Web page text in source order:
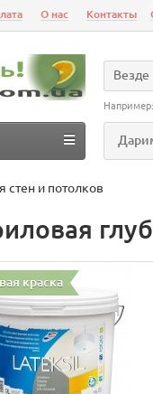
О нас Контакты
Везде
Например:
стен и потолков
краска